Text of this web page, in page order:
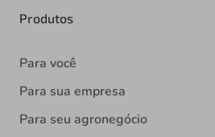
Produtos
Para você
Para sua empresa
Para seu agronegócio